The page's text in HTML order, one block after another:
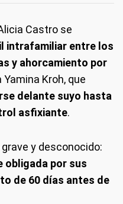
Castro se
intrafamiliar entre los
y ahorcamiento por
Yamina Kroh, que
delante suyo hasta
asfixiante.
y desconocido:
obligada por sus
de 60 días antes de